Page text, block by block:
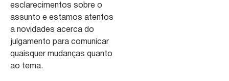
esclarecimentos sobre o
assunto e estamos atentos
a novidades acerca do
julgamento para comunicar
quaisquer mudanças quanto
ao tema.